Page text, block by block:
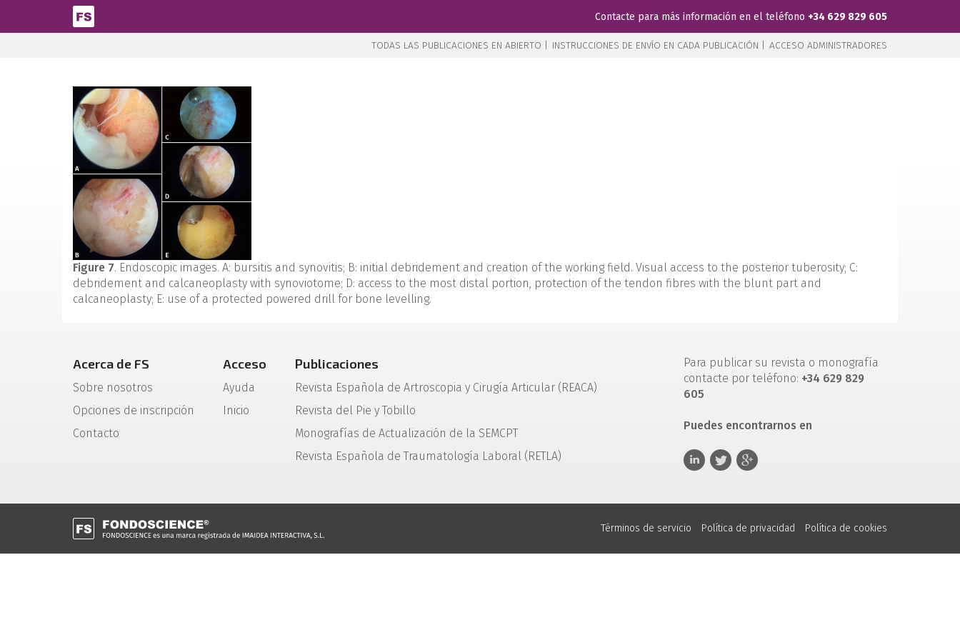
Pasar al contenido principal
Contacte para más información en el teléfono +34 629 829 605
TODAS LAS PUBLICACIONES EN ABIERTO | INSTRUCCIONES DE ENVÍO EN CADA PUBLICACIÓN | ACCESO ADMINISTRADORES
Figure 7. Endoscopic images. A: bursitis and synovitis; B: initial debridement and creation of the working field. Visual access to the posterior tuberosity; C:
debridement and calcaneoplasty with synoviotome; D: access to the most distal portion, protection of the tendon fibres with the blunt part and
calcaneoplasty; E: use of a protected powered drill for bone levelling.
Acerca de FS
Sobre nosotros
Opciones de inscripción
Contacto
Acceso
Ayuda
Inicio
Publicaciones
Revista Española de Artroscopia y Cirugía Articular (REACA)
Revista del Pie y Tobillo
Monografías de Actualización de la SEMCPT
Revista Española de Traumatología Laboral (RETLA)
Para publicar su revista o monografía
contacte por teléfono: +34 629 829
605
Puedes encontrarnos en
Términos de servicio Política de privacidad Política de cookies